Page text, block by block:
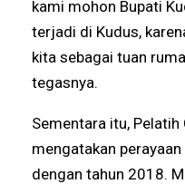
kami mohon Bupati
terjadi di Kudus,
kita sebagai tuan
tegasnya.
Sementara itu,
mengatakan
dengan tahun 2018.